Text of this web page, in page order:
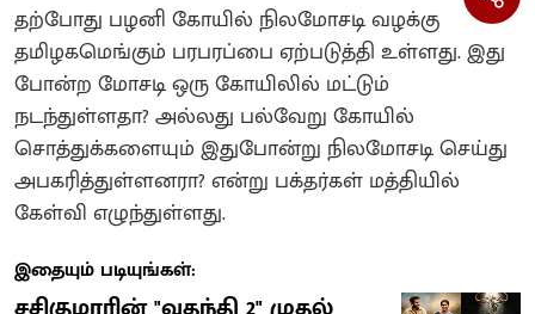
தற்போது பழனி கோயில் நிலமோசடி வழக்கு
தமிழகமெங்கும் பரபரப்பை ஏற்படுத்தி உள்ளது. இது
போன்ற மோசடி ஒரு கோயிலில் மட்டும்
நடந்துள்ளதா? அல்லது பல்வேறு கோயில்
சொத்துக்களையும் இதுபோன்று நிலமோசடி செய்து
அபகரித்துள்ளனரா? என்று பக்தர்கள் மத்தியில்
கேள்வி எழுந்துள்ளது.
இதையும் படியுங்கள்: